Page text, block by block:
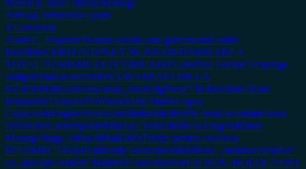
March 8, 2021 Miron Manega
ArhivaCertitudinea print
1 Comment
Aurel C. PopoviciBanda ocultă care guvernează astăzi
RomâniaCERTITUDINEA Nr. 83CONDAMNAREA
TOTALITARISMULUI COMUNISTConsiliul Europei respinge
obligativitatea vaccinăriiCONVENȚIA DE LA
NÜRNBERGcrearea unui „israel țigănesc” în RomâniaDiana
Iovanovici ȘoșoacăEminescuIon StaicuLegea
CojocaruMarginalizarea românilorMeditațiile unui secuiminciuna
civilizației cosmopoliteMircea ChelaruMircea DogaruMiron
ManegaNagy Attila-MihaiOMSPetiție pentru avizarea
IVERMECTINEIPolitically correctnessRăzboiul „moldoveniștilor”
cu „fasciștii români”Războiul vaccinurilorUN NOU HOLOCAUST